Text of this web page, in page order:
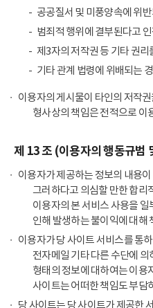
공공질서 및 미풍양속에 위
범죄적 행위에 결부된다고
제3자의 저작권 등 기타 권
기타 관계 법령에 위배되는
이용자의 게시물이 타인의 저작
형사상의 책임은 전적으로 이
제 13 조 (이용자의 행동규범
이용자가 제공하는 정보의 내용
그러하다고 의심할 만한 합리
이용자의 본 서비스 사용을
인해 발생하는 불이익에 대해
이용자가 당 사이트 서비스를 통
전자메일 기타 다른 수단에
형태의 정보에 대하여는 이용
사이트는 어떠한 책임도 부담
당 사이트는 당 사이트가 제공한